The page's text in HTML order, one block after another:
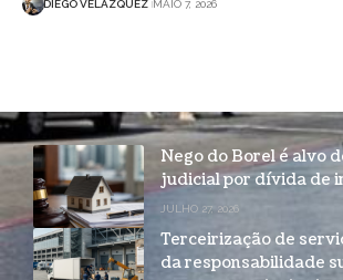
DIEGO VELÁZQUEZ MAIO 7, 2026
Nego do Borel é alvo
judicial por dívida de
JULHO 27, 2026
Terceirização de
da responsabilidade